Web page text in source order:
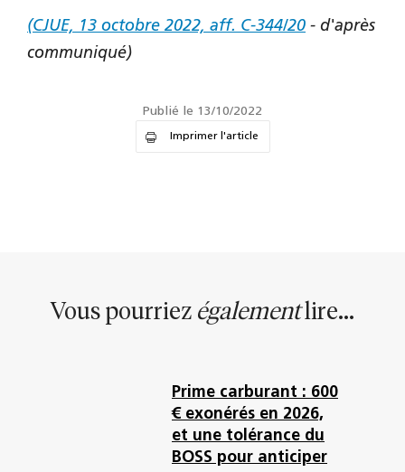
(CJUE, 13 octobre 2022, aff. C-344/20 - d'après
communiqué)
Publié le 13/10/2022
Imprimer l'article
Vous pourriez égalementlire...
Prime carburant : 600
€ exonérés en 2026,
et une tolérance du
BOSS pour anticiper